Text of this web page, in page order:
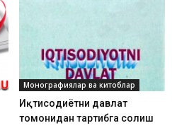
Монографиялар ва китоблар
Иқтисодиётни давлат
томонидан тартибга солиш